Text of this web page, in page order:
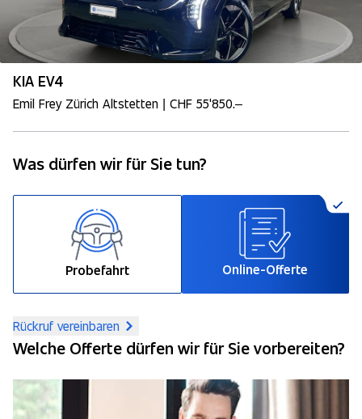
KIA EV4
Emil Frey Zürich Altstetten | CHF 55'850.–
Was dürfen wir für Sie tun?
Probefahrt Online-Offerte
Rückruf vereinbaren
Welche Offerte dürfen wir für Sie vorbereiten?